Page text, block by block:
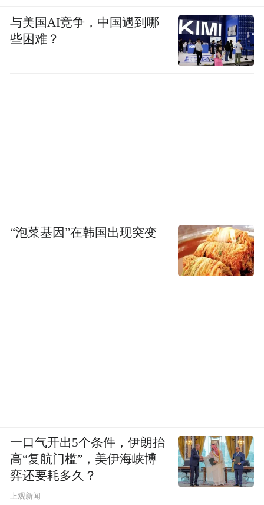
与美国AI竞争，中国遇到哪
些困难？
“泡菜基因”在韩国出现突变
一口气开出5个条件，伊朗抬
高“复航门槛”，美伊海峡博
弈还要耗多久？
上观新闻